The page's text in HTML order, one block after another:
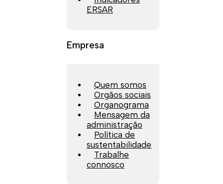
ERSAR
Empresa
Quem somos
Orgãos sociais
Organograma
Mensagem da
administração
Política de
sustentabilidade
Trabalhe
connosco